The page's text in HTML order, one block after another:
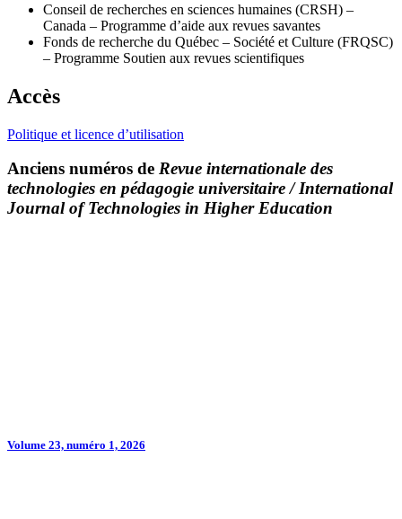
Conseil de recherches en sciences humaines (CRSH) –
Canada – Programme d’aide aux revues savantes
Fonds de recherche du Québec – Société et Culture (FRQSC)
– Programme Soutien aux revues scientifiques
Accès
Politique et licence d’utilisation
Anciens numéros de Revue internationale des
technologies en pédagogie universitaire / International
Journal of Technologies in Higher Education
Volume 23, numéro 1, 2026